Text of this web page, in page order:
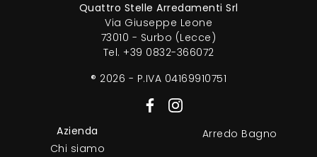
Quattro Stelle Arredamenti Srl
Via Giuseppe Leone
73010 - Surbo (Lecce)
Tel. +39 0832-366072
® 2026 - P.IVA 04169910751
Azienda
Chi siamo
Arredo Bagno